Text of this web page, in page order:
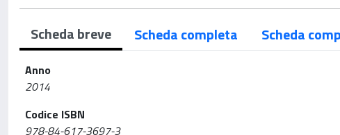
Scheda breve Scheda completa Scheda
Anno
2014
Codice ISBN
978-84-617-3697-3